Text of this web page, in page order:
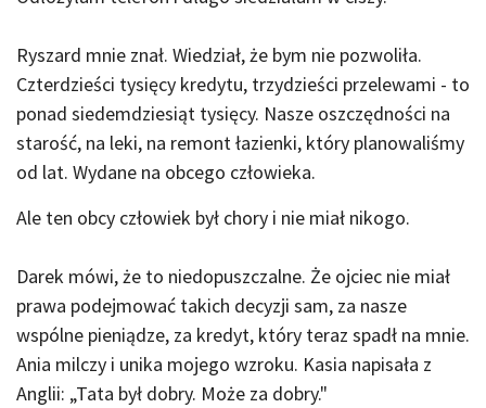
Ryszard mnie znał. Wiedział, że bym nie pozwoliła.
Czterdzieści tysięcy kredytu, trzydzieści przelewami - to
ponad siedemdziesiąt tysięcy. Nasze oszczędności na
starość, na leki, na remont łazienki, który planowaliśmy
od lat. Wydane na obcego człowieka.
Ale ten obcy człowiek był chory i nie miał nikogo.
Darek mówi, że to niedopuszczalne. Że ojciec nie miał
prawa podejmować takich decyzji sam, za nasze
wspólne pieniądze, za kredyt, który teraz spadł na mnie.
Ania milczy i unika mojego wzroku. Kasia napisała z
Anglii: „Tata był dobry. Może za dobry."